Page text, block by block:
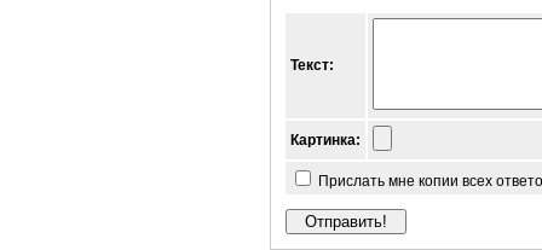
Текст:
Картинка:
Прислать мне копии всех